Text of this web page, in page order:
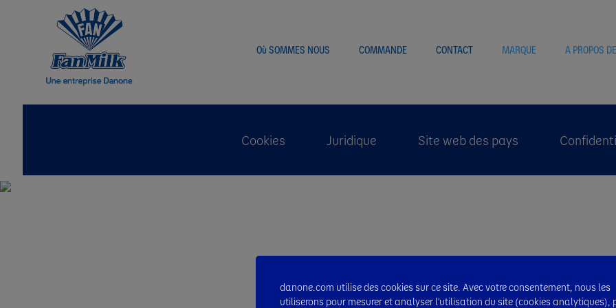
Où SOMMES NOUS COMMANDE CONTACT MARQUE A PROPOS
Cookies Juridique Site web des pays
danone.com utilise des cookies sur ce site. Avec votre consentement, nous les
utiliserons pour mesurer et analyser l'utilisation du site (cookies analytiques),